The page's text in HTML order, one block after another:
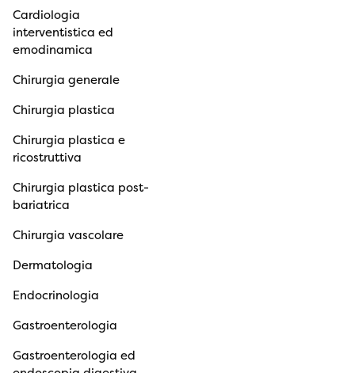
Cardiologia
interventistica ed
emodinamica
Chirurgia generale
Chirurgia plastica
Chirurgia plastica e
ricostruttiva
Chirurgia plastica post-
bariatrica
Chirurgia vascolare
Dermatologia
Endocrinologia
Gastroenterologia
Gastroenterologia ed